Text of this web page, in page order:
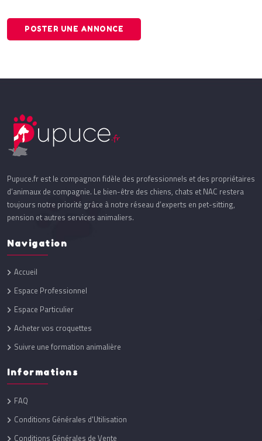
POSTER UNE ANNONCE
Pupuce.fr est le compagnon fidèle des professionnels et des propriétaires
d’animaux de compagnie. Le bien-être des chiens, chats et NAC restera
toujours notre priorité grâce à notre réseau d’experts en pet-sitting,
pension et autres services animaliers.
Navigation
Accueil
Espace Professionnel
Espace Particulier
Acheter vos croquettes
Suivre une formation animalière
Informations
FAQ
Conditions Générales d'Utilisation
Conditions Générales de Vente